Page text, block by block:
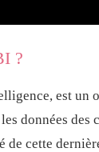
?
est un
données des
de cette